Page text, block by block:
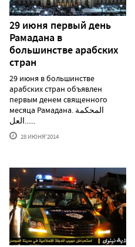
29 июня первый день
Рамадана в
большинстве арабских
стран
29 июня в большинстве
арабских стран объявлен
первым денем священного
месяца Рамадана. المحكمة
العل......
28 ИЮНЯ'2014